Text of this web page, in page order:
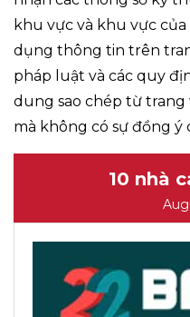
khu vực và khu vực
dụng thông tin trên
pháp luật và các quy
dung sao chép từ trang
mà không có sự đồng ý
10 nhà